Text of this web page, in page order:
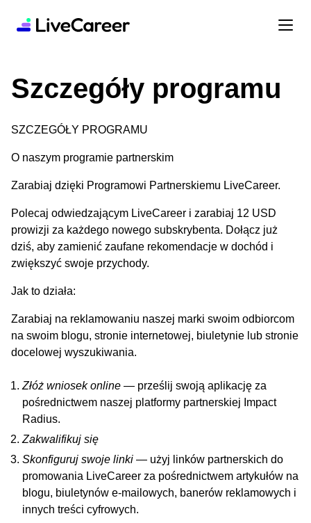
Szczegóły programu
SZCZEGÓŁY PROGRAMU
O naszym programie partnerskim
Zarabiaj dzięki Programowi Partnerskiemu LiveCareer.
Polecaj odwiedzającym LiveCareer i zarabiaj 12 USD
prowizji za każdego nowego subskrybenta. Dołącz już
dziś, aby zamienić zaufane rekomendacje w dochód i
zwiększyć swoje przychody.
Jak to działa:
Zarabiaj na reklamowaniu naszej marki swoim odbiorcom
na swoim blogu, stronie internetowej, biuletynie lub stronie
docelowej wyszukiwania.
Złóż wniosek online — prześlij swoją aplikację za
pośrednictwem naszej platformy partnerskiej Impact
Radius.
Zakwalifikuj się
Skonfiguruj swoje linki — użyj linków partnerskich do
promowania LiveCareer za pośrednictwem artykułów na
blogu, biuletynów e-mailowych, banerów reklamowych i
innych treści cyfrowych.